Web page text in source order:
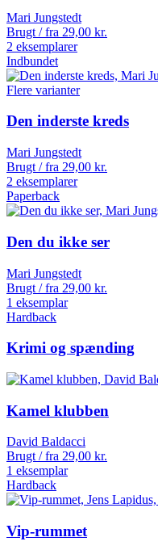
Mari Jungstedt
Brugt / fra 29,00 kr.
2 eksemplarer
Indbundet
Flere varianter
Den inderste kreds
Mari Jungstedt
Brugt / fra 29,00 kr.
2 eksemplarer
Paperback
Den du ikke ser
Mari Jungstedt
Brugt / fra 29,00 kr.
1 eksemplar
Hardback
Krimi og spænding
Kamel klubben
David Baldacci
Brugt / fra 29,00 kr.
1 eksemplar
Hardback
Vip-rummet